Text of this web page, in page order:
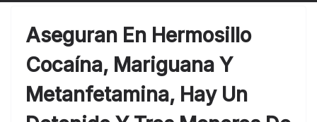
Aseguran En Hermosillo
Cocaína, Mariguana Y
Metanfetamina, Hay Un